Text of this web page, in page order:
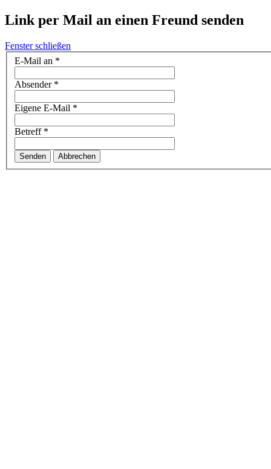
Link per Mail an einen Freund senden
Fenster schließen
E-Mail an *
Absender*
Eigene E-Mail *
Betreff*
Senden Abbrechen